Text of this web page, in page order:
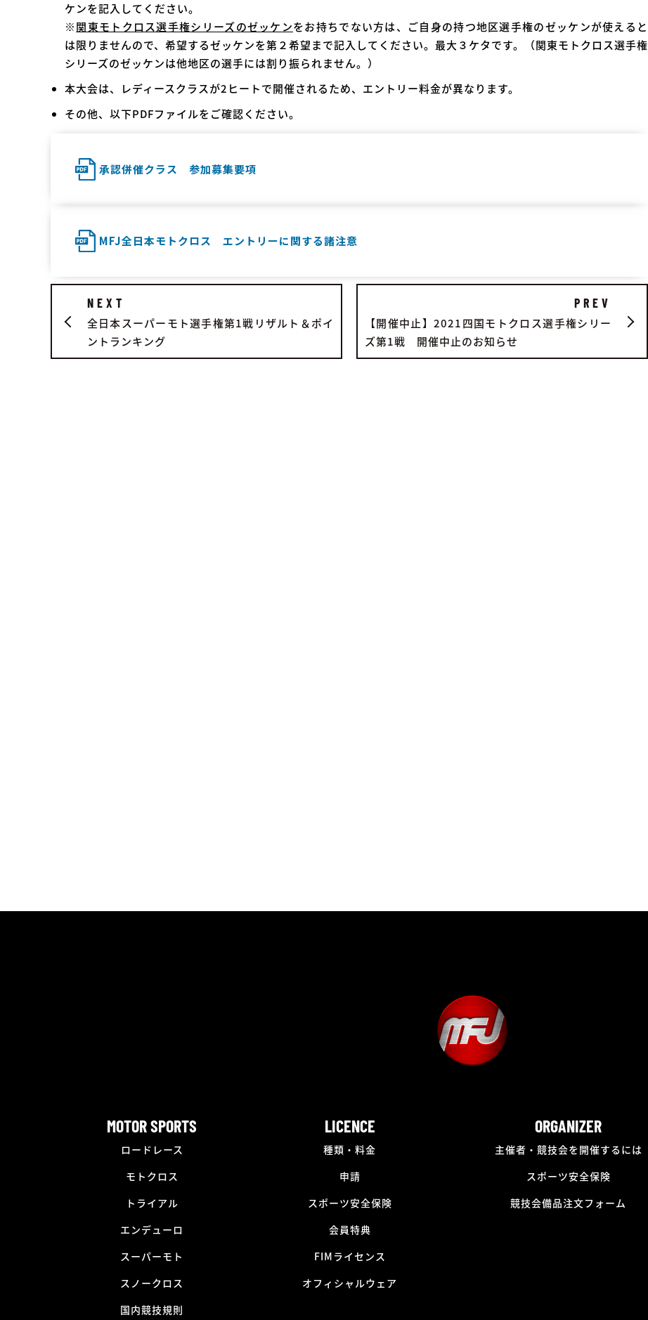
ケンを記入してください。
※関東モトクロス選手権シリーズのゼッケンをお持ちでない方は、ご自身の持つ地区選手権のゼッケンが使えると
は限りませんので、希望するゼッケンを第２希望まで記入してください。最大３ケタです。（関東モトクロス選手権
シリーズのゼッケンは他地区の選手には割り振られません。）
本大会は、レディースクラスが2ヒートで開催されるため、エントリー料金が異なります。
その他、以下PDFファイルをご確認ください。
承認併催クラス 参加募集要項
MFJ全日本モトクロス エントリーに関する諸注意
NEXT
全日本スーパーモト選手権第1戦リザルト＆ポイ
ントランキング
PREV
【開催中止】2021四国モトクロス選手権シリー
ズ第1戦 開催中止のお知らせ
MOTOR SPORTS
ロードレース
モトクロス
トライアル
エンデューロ
スーパーモト
スノークロス
国内競技規則
LICENCE
種類・料金
申請
スポーツ安全保険
会員特典
FIMライセンス
オフィシャルウェア
ORGANIZER
主催者・競技会を開催するには
スポーツ安全保険
競技会備品注文フォーム